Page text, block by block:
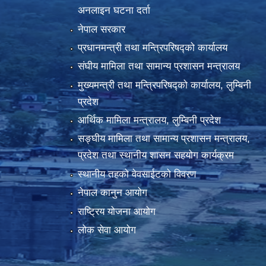
अनलाइन घटना दर्ता
नेपाल सरकार
प्रधानमन्त्री तथा मन्त्रिपरिषद्को कार्यालय
संघीय मामिला तथा सामान्य प्रशासन मन्त्रालय
मुख्यमन्त्री तथा मन्त्रिपरिषद्को कार्यालय, लुम्बिनी
प्रदेश
आर्थिक मामिला मन्त्रालय, लुम्बिनी प्रदेश
सङ्घीय मामिला तथा सामान्य प्रशासन मन्त्रालय,
प्रदेश तथा स्थानीय शासन सहयोग कार्यक्रम
स्थानीय तहको वेवसाईटको विवरण
नेपाल कानुन आयोग
राष्ट्रिय योजना आयोग
लोक सेवा आयोग